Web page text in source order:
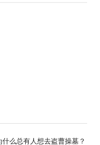
官声称“服药影响行
什么总有人想去盗曹操墓？